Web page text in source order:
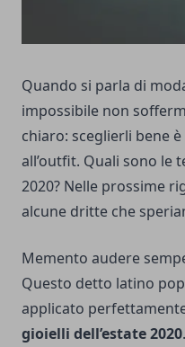
Quando si parla di
impossibile non
chiaro: sceglierli bene
all’outfit. Quali sono le
2020? Nelle prossime
alcune dritte che
Memento audere
Questo detto latino
applicato
gioielli dell’estate 2020